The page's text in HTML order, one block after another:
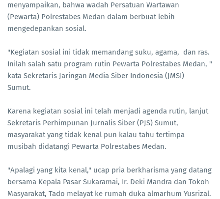
menyampaikan, bahwa wadah Persatuan Wartawan
(Pewarta) Polrestabes Medan dalam berbuat lebih
mengedepankan sosial.
"Kegiatan sosial ini tidak memandang suku, agama, dan ras.
Inilah salah satu program rutin Pewarta Polrestabes Medan, "
kata Sekretaris Jaringan Media Siber Indonesia (JMSI)
Sumut.
Karena kegiatan sosial ini telah menjadi agenda rutin, lanjut
Sekretaris Perhimpunan Jurnalis Siber (PJS) Sumut,
masyarakat yang tidak kenal pun kalau tahu tertimpa
musibah didatangi Pewarta Polrestabes Medan.
"Apalagi yang kita kenal," ucap pria berkharisma yang datang
bersama Kepala Pasar Sukaramai, Ir. Deki Mandra dan Tokoh
Masyarakat, Tado melayat ke rumah duka almarhum Yusrizal.